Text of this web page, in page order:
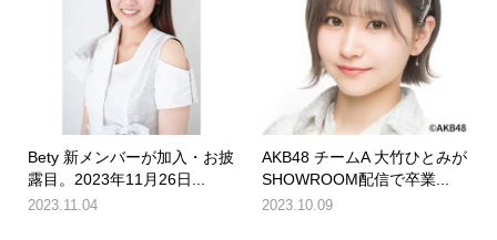
Bety 新メンバーが加入・お披
露目。2023年11月26日...
2023.11.04
AKB48 チームA 大竹ひとみが
SHOWROOM配信で卒業...
2023.10.09